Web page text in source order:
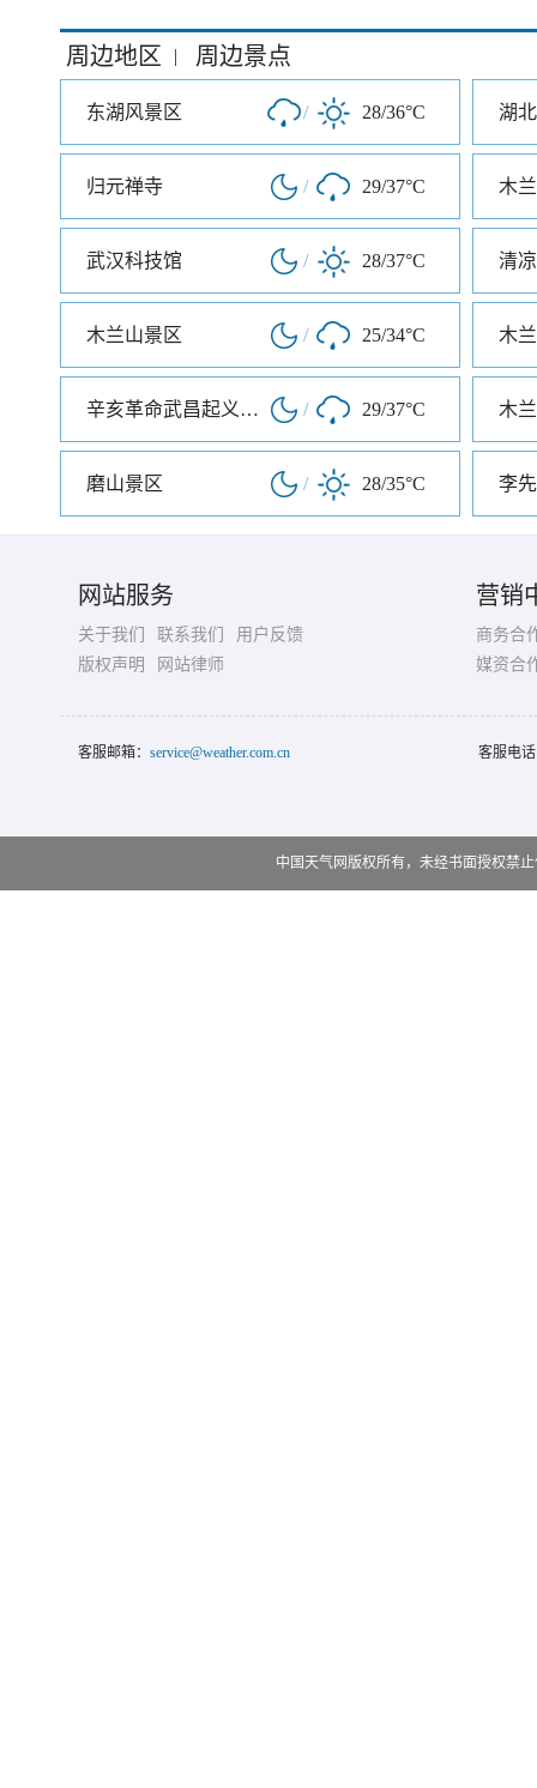
周边地区 | 周边景点
东湖风景区 / 28/36°C 湖
归元禅寺 / 29/37°C 木
武汉科技馆 / 28/37°C 清
木兰山景区 / 25/34°C 木
辛亥革命武昌起义纪念馆 / 29/37°C 木
磨山景区 / 28/35°C 李
网站服务
关于我们 联系我们
用户反馈
版权声明
网站律师
营销
商务合
媒资合
客服邮箱： service@weather.com.cn 客服电
中国天气网版权所有，未经书面授权